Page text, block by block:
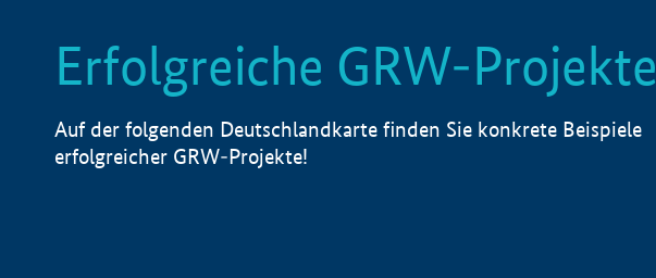
Erfolgreiche GRW-Projekte
Auf der folgenden Deutschlandkarte finden Sie konkrete Beispiele
erfolgreicher GRW-Projekte!